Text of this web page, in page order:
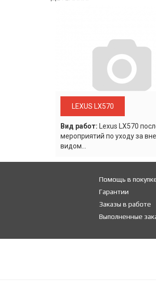
LEXUS LX570
Вид работ: Lexus LХ570
мероприятий по уходу за
видом...
Помощь в
Гарантии
Заказы в работе
Выполненные